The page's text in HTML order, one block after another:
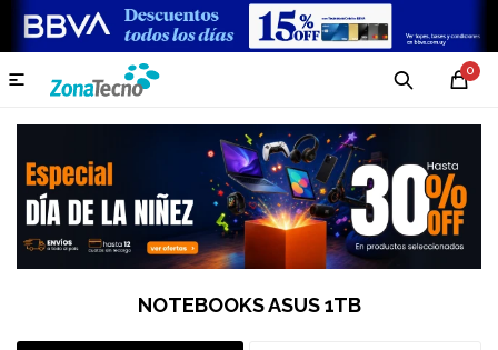
0

NOTEBOOKS ASUS 1TB